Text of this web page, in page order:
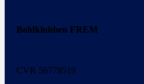
Boldklubben FREM
CVR 56778519